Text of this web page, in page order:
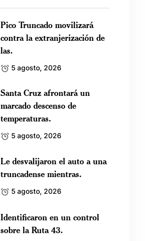
Pico Truncado movilizará
contra la extranjerización de
las.
5 agosto, 2026
Santa Cruz afrontará un
marcado descenso de
temperaturas.
5 agosto, 2026
Le desvalijaron el auto a una
truncadense mientras.
5 agosto, 2026
Identificaron en un control
sobre la Ruta 43.